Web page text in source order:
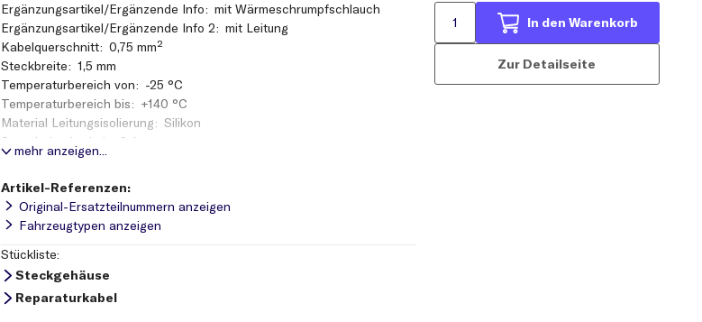
In den Warenkorb
Zur Detailseite
Ergänzungsartikel/Ergänzende Info mit Wärmeschrumpfschlauch
Ergänzungsartikel/Ergänzende Info 2 mit Leitung
Kabelquerschnitt 0,75 mm²
Steckbreite 1,5 mm
Temperaturbereich von -25 °C
Temperaturbereich bis +140 °C
Material Leitungsisolierung Silikon
Strombelastbarkeit
9 A
Betriebsspannung
für OE-Nummer
für OE-Nummer
1JE 943 021
für OE-Nummer
1K8 943 021 C
für Artikelnummer
70660022
mehr anzeigen...
Artikel-Referenzen:
Original-Ersatzteilnummern anzeigen
Fahrzeugtypen anzeigen
Stückliste:
Steckgehäuse
Reparaturkabel